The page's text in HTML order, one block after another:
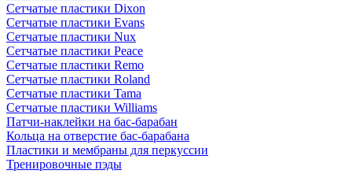
Сетчатые пластики Dixon
Сетчатые пластики Evans
Сетчатые пластики Nux
Сетчатые пластики Peace
Сетчатые пластики Remo
Сетчатые пластики Roland
Сетчатые пластики Tama
Сетчатые пластики Williams
Патчи-наклейки на бас-барабан
Кольца на отверстие бас-барабана
Пластики и мембраны для перкуссии
Тренировочные пэды